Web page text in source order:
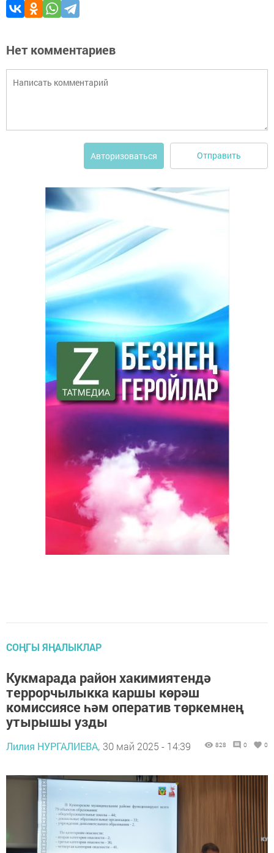
Нет комментариев
Авторизоваться Отправить
СОҢГЫ ЯҢАЛЫКЛАР
Кукмарада район хакимиятендә
террорчылыкка каршы көрәш
комиссиясе һәм оператив төркемнең
утырышы узды
Лилия НУРГАЛИЕВА, 30 май 2025 - 14:39 828 0 0